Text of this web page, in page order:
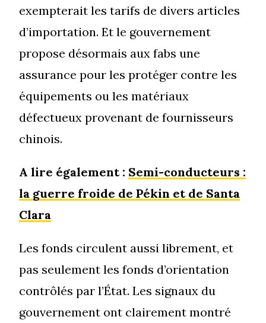
exempterait les tarifs de divers articles
d’importation. Et le gouvernement
propose désormais aux fabs une
assurance pour les protéger contre les
équipements ou les matériaux
défectueux provenant de fournisseurs
chinois.
A lire également : Semi-conducteurs :
la guerre froide de Pékin et de Santa
Clara
Les fonds circulent aussi librement, et
pas seulement les fonds d’orientation
contrôlés par l’État. Les signaux du
gouvernement ont clairement montré